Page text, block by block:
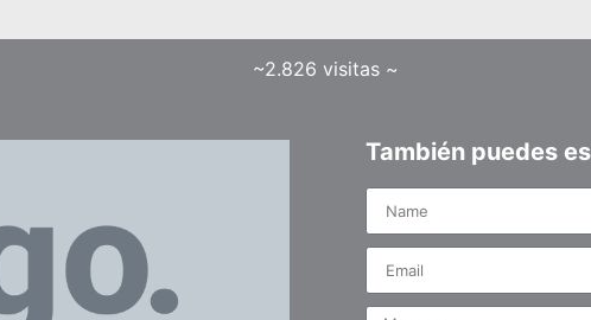
~2.826 visitas ~
También puedes